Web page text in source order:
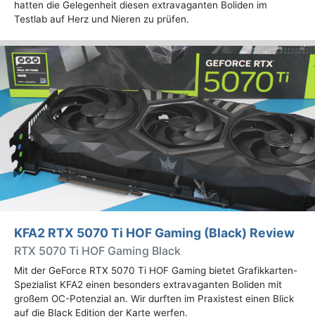
hatten die Gelegenheit diesen extravaganten Boliden im
Testlab auf Herz und Nieren zu prüfen.
KFA2 RTX 5070 Ti HOF Gaming (Black) Review
RTX 5070 Ti HOF Gaming Black
Mit der GeForce RTX 5070 Ti HOF Gaming bietet Grafikkarten-
Spezialist KFA2 einen besonders extravaganten Boliden mit
großem OC-Potenzial an. Wir durften im Praxistest einen Blick
auf die Black Edition der Karte werfen.